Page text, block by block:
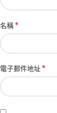
名稱*
電子郵件地址*